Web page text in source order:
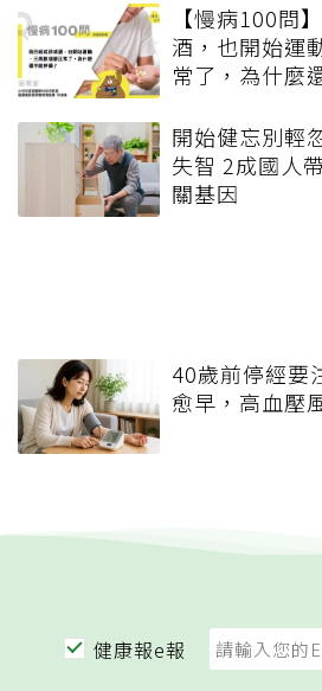
【慢病100問
酒，也開始運
常了，為什麼
開始健忘別輕
失智 2成國人
關基因
40歲前停經要
愈早，高血壓
健康報e報